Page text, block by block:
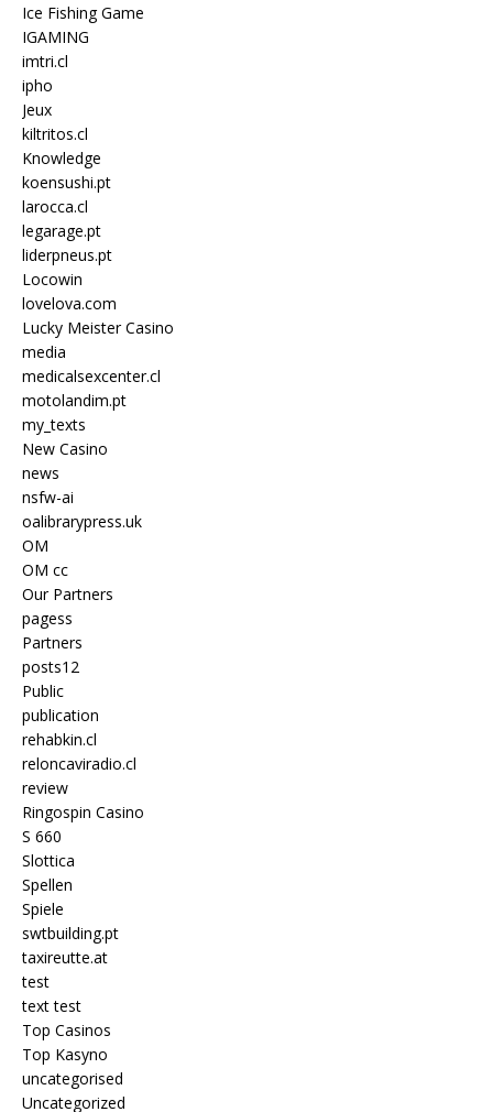
Ice Fishing Game
IGAMING
imtri.cl
ipho
Jeux
kiltritos.cl
Knowledge
koensushi.pt
larocca.cl
legarage.pt
liderpneus.pt
Locowin
lovelova.com
Lucky Meister Casino
media
medicalsexcenter.cl
motolandim.pt
my_texts
New Casino
news
nsfw-ai
oalibrarypress.uk
OM
OM cc
Our Partners
pagess
Partners
posts12
Public
publication
rehabkin.cl
reloncaviradio.cl
review
Ringospin Casino
S 660
Slottica
Spellen
Spiele
swtbuilding.pt
taxireutte.at
test
text test
Top Casinos
Top Kasyno
uncategorised
Uncategorized